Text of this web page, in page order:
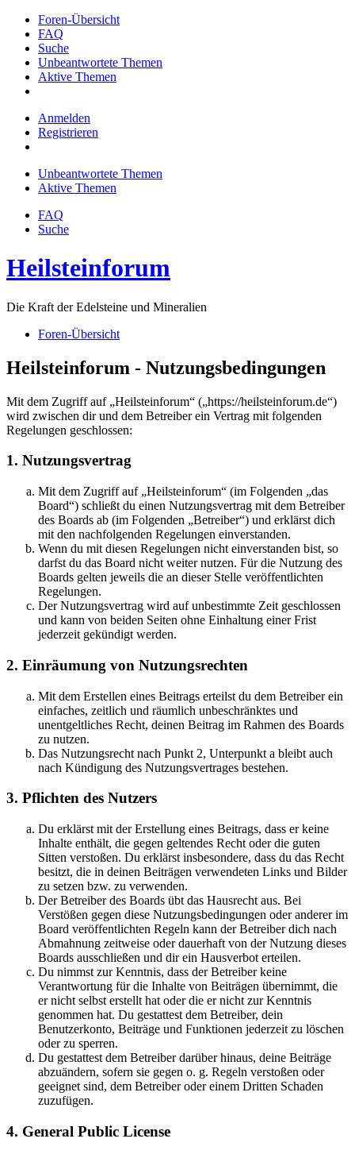
Foren-Übersicht
FAQ
Suche
Unbeantwortete Themen
Aktive Themen
Anmelden
Registrieren
Unbeantwortete Themen
Aktive Themen
FAQ
Suche
Heilsteinforum
Die Kraft der Edelsteine und Mineralien
Foren-Übersicht
Heilsteinforum - Nutzungsbedingungen
Mit dem Zugriff auf „Heilsteinforum“ („https://heilsteinforum.de“)
wird zwischen dir und dem Betreiber ein Vertrag mit folgenden
Regelungen geschlossen:
1. Nutzungsvertrag
Mit dem Zugriff auf „Heilsteinforum“ (im Folgenden „das
Board“) schließt du einen Nutzungsvertrag mit dem Betreiber
des Boards ab (im Folgenden „Betreiber“) und erklärst dich
mit den nachfolgenden Regelungen einverstanden.
Wenn du mit diesen Regelungen nicht einverstanden bist, so
darfst du das Board nicht weiter nutzen. Für die Nutzung des
Boards gelten jeweils die an dieser Stelle veröffentlichten
Regelungen.
Der Nutzungsvertrag wird auf unbestimmte Zeit geschlossen
und kann von beiden Seiten ohne Einhaltung einer Frist
jederzeit gekündigt werden.
2. Einräumung von Nutzungsrechten
Mit dem Erstellen eines Beitrags erteilst du dem Betreiber ein
einfaches, zeitlich und räumlich unbeschränktes und
unentgeltliches Recht, deinen Beitrag im Rahmen des Boards
zu nutzen.
Das Nutzungsrecht nach Punkt 2, Unterpunkt a bleibt auch
nach Kündigung des Nutzungsvertrages bestehen.
3. Pflichten des Nutzers
Du erklärst mit der Erstellung eines Beitrags, dass er keine
Inhalte enthält, die gegen geltendes Recht oder die guten
Sitten verstoßen. Du erklärst insbesondere, dass du das Recht
besitzt, die in deinen Beiträgen verwendeten Links und Bilder
zu setzen bzw. zu verwenden.
Der Betreiber des Boards übt das Hausrecht aus. Bei
Verstößen gegen diese Nutzungsbedingungen oder anderer im
Board veröffentlichten Regeln kann der Betreiber dich nach
Abmahnung zeitweise oder dauerhaft von der Nutzung dieses
Boards ausschließen und dir ein Hausverbot erteilen.
Du nimmst zur Kenntnis, dass der Betreiber keine
Verantwortung für die Inhalte von Beiträgen übernimmt, die
er nicht selbst erstellt hat oder die er nicht zur Kenntnis
genommen hat. Du gestattest dem Betreiber, dein
Benutzerkonto, Beiträge und Funktionen jederzeit zu löschen
oder zu sperren.
Du gestattest dem Betreiber darüber hinaus, deine Beiträge
abzuändern, sofern sie gegen o. g. Regeln verstoßen oder
geeignet sind, dem Betreiber oder einem Dritten Schaden
zuzufügen.
4. General Public License